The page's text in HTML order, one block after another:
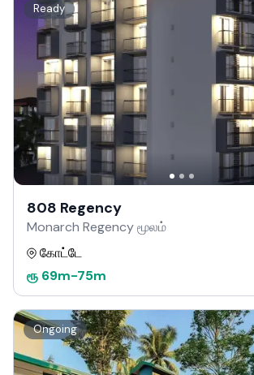
Ready
808 Regency
Monarch Regency மூலம்
கோட்டே
ரூ 69m-75m
Ongoing